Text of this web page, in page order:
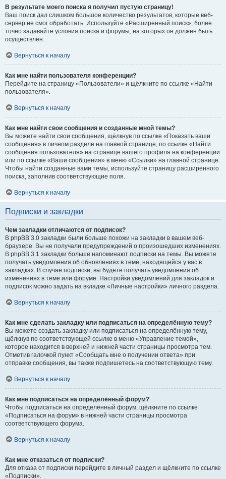
В результате моего поиска я получил пустую страницу!
Ваш поиск дал слишком большое количество результатов, которые веб-
сервер не смог обработать. Используйте «Расширенный поиск», более
точно задавайте условия поиска и форумы, на которых он должен быть
осуществлён.
Вернуться к началу
Как мне найти пользователя конференции?
Перейдите на страницу «Пользователи» и щёлкните по ссылке «Найти
пользователя».
Вернуться к началу
Как мне найти свои сообщения и созданные мной темы?
Вы можете найти свои сообщения, щёлкнув по ссылке «Показать ваши
сообщения» в личном разделе на главной странице, по ссылке «Найти
сообщения пользователя» на странице вашего профиля на конференции
или по ссылке «Ваши сообщения» в меню «Ссылки» на главной странице.
Чтобы найти созданные вами темы, используйте страницу расширенного
поиска, заполнив соответствующие поля.
Вернуться к началу
Подписки и закладки
Чем закладки отличаются от подписок?
В phpBB 3.0 закладки были больше похожи на закладки в вашем веб-
браузере. Вы не получали предупреждений о произошедших изменениях.
В phpBB 3.1 закладки больше напоминают подписки на темы. Вы можете
получать уведомления об обновлениях в теме, находящейся у вас в
закладках. В случае подписки, вы будете получать уведомления об
изменениях в теме или форуме. Настройки уведомлений для закладок и
подписок можно задать на вкладке «Личные настройки» личного раздела.
Вернуться к началу
Как мне сделать закладку или подписаться на определённую тему?
Вы можете создать закладку или подписаться на определённую тему,
щёлкнув по соответствующей ссылке в меню «Управление темой»,
которое находится в верхней и нижней части страницы просмотра тем.
Отметив галочкой пункт «Сообщать мне о получении ответа» при
отправке сообщения, вы также подпишетесь на соответствующую тему.
Вернуться к началу
Как мне подписаться на определённый форум?
Чтобы подписаться на определённый форум, щёлкните по ссылке
«Подписаться на форум» в нижней части страницы просмотра
соответствующего форума.
Вернуться к началу
Как мне отказаться от подписки?
Для отказа от подписки перейдите в личный раздел и щёлкните по ссылке
«Подписки».